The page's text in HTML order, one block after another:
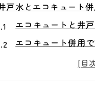
戸水とエコキュート
エコキュートと井
エコキュート併用
井戸水とエコキュ
エコキュート併用